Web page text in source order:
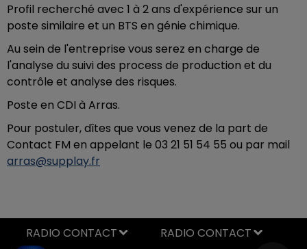
Profil recherché avec 1 à 2 ans d'expérience sur un
poste similaire et un BTS en génie chimique.
Au sein de l'entreprise vous serez en charge de
l'analyse du suivi des process de production et du
contrôle et analyse des risques.
Poste en CDI à Arras.
Pour postuler, dîtes que vous venez de la part de
Contact FM en appelant le 03 21 51 54 55 ou par mail
arras@supplay.fr
RADIO CONTACT